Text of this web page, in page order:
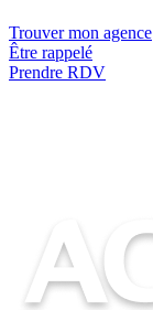
Trouver mon agence
Être rappelé
Prendre RDV